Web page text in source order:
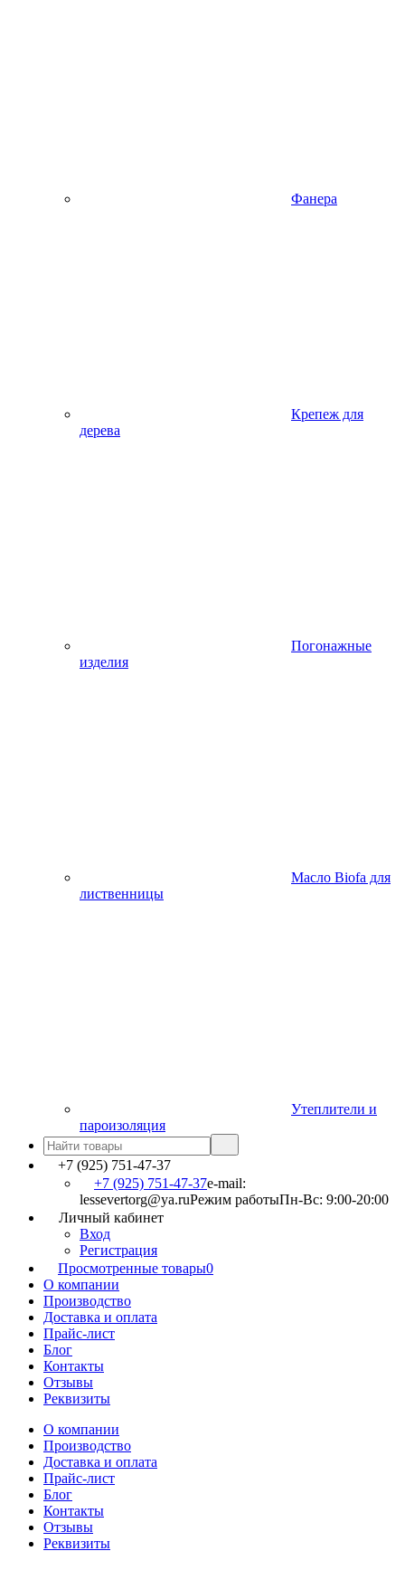
Фанера
Крепеж для
дерева
Погонажные
изделия
Масло Biofa для
лиственницы
Утеплители и
пароизоляция
+7 (925) 751-47-37
+7 (925) 751-47-37e-mail:
lessevertorg@ya.ruРежим работыПн-Вс: 9:00-20:00
Личный кабинет
Вход
Регистрация
Просмотренные товары0
О компании
Производство
Доставка и оплата
Прайс-лист
Блог
Контакты
Отзывы
Реквизиты
О компании
Производство
Доставка и оплата
Прайс-лист
Блог
Контакты
Отзывы
Реквизиты